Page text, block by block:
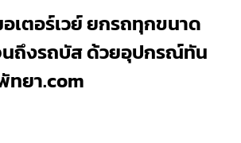
เตอร์เวย์ ยกรถทุกขนาด
ถึงรถบัส ด้วยอุปกรณ์ทัน
ทยา.com